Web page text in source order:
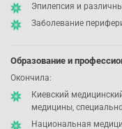
Эпилепсия и
Заболевание
Образование и
Окончила:
Киевский
медицины,
Национальная